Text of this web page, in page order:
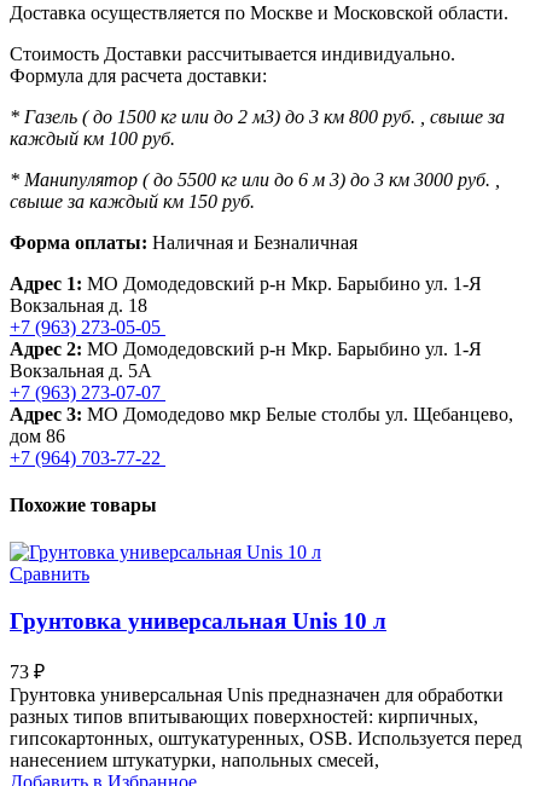
Доставка осуществляется по Москве и Московской области.
Стоимость Доставки рассчитывается индивидуально.
Формула для расчета доставки:
* Газель ( до 1500 кг или до 2 м3) до 3 км 800 руб. , свыше за
каждый км 100 руб.
* Манипулятор ( до 5500 кг или до 6 м 3) до 3 км 3000 руб. ,
свыше за каждый км 150 руб.
Форма оплаты: Наличная и Безналичная
Адрес 1: МО Домодедовский р-н Мкр. Барыбино ул. 1-Я
Вокзальная д. 18
+7 (963) 273-05-05
Адрес 2: МО Домодедовский р-н Мкр. Барыбино ул. 1-Я
Вокзальная д. 5А
+7 (963) 273-07-07
Адрес 3: МО Домодедово мкр Белые столбы ул. Щебанцево,
дом 86
+7 (964) 703-77-22
Похожие товары
Сравнить
Грунтовка универсальная Unis 10 л
73 ₽
Грунтовка универсальная Unis предназначен для обработки
разных типов впитывающих поверхностей: кирпичных,
гипсокартонных, оштукатуренных, OSB. Используется перед
нанесением штукатурки, напольных смесей,
Добавить в Избранное